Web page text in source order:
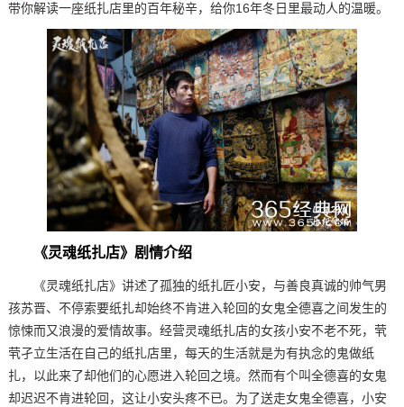
带你解读一座纸扎店里的百年秘辛，给你16年冬日里最动人的温暖。
《灵魂纸扎店》剧情介绍
《灵魂纸扎店》讲述了孤独的纸扎匠小安，与善良真诚的帅气男
孩苏晋、不停索要纸扎却始终不肯进入轮回的女鬼全德喜之间发生的
惊悚而又浪漫的爱情故事。经营灵魂纸扎店的女孩小安不老不死，茕
茕孑立生活在自己的纸扎店里，每天的生活就是为有执念的鬼做纸
扎，以此来了却他们的心愿进入轮回之境。然而有个叫全德喜的女鬼
却迟迟不肯进轮回，这让小安头疼不已。为了送走女鬼全德喜，小安